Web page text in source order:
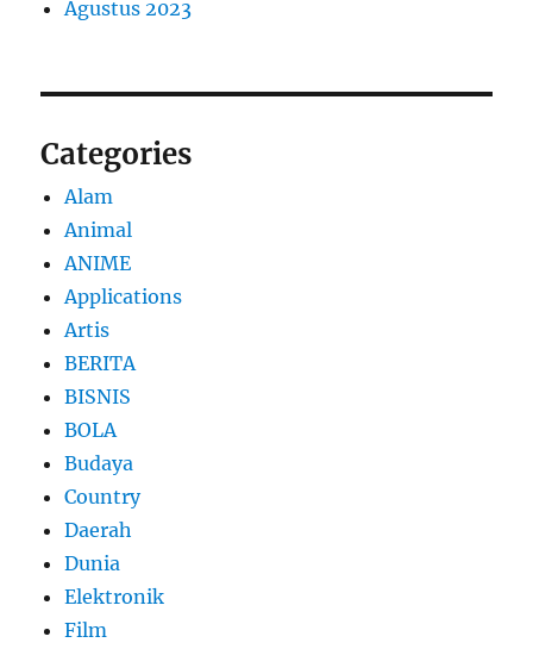
Agustus 2023
Categories
Alam
Animal
ANIME
Applications
Artis
BERITA
BISNIS
BOLA
Budaya
Country
Daerah
Dunia
Elektronik
Film